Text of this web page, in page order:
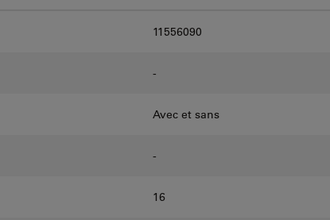
11556090
-
Avec et sans
-
16